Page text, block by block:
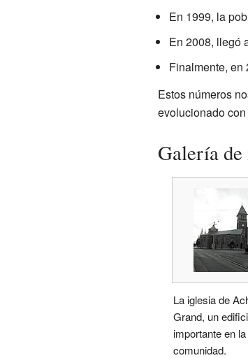
En 1999, la
En 2008, llegó
Finalmente, en
Estos números
evolucionado
Galería de
La iglesia de
Grand, un
importante en la
comunidad.